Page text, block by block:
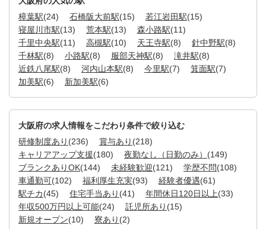
樟葉駅(24) 石橋阪大前駅(15) 若江岩田駅(15)
寝屋川市駅(13) 荒本駅(13) 森小路駅(11)
千里中央駅(11) 高槻駅(10) 天王寺駅(8) 針中野駅(8)
千林駅(8) 小路駅(8) 服部天神駅(8) 滝井駅(8)
近鉄八尾駅(8) 河内山本駅(8) 今里駅(7) 箕面駅(7)
加美駅(6) 新加美駅(6)
大阪府の求人情報をこだわり条件で絞り込む
研修制度あり (236) 賞与あり (218)
キャリアアップ支援(180) 夜勤なし（日勤のみ） (149)
ブランクありOK(144) 未経験歓迎(121) 学歴不問(108)
車通勤可(102) 福利厚生充実(93) 経験者優遇(61)
駅チカ(45) 住宅手当あり (41) 年間休日120日以上(33)
年収500万円以上可能(24) 託児所あり (15)
新規オープン(10) 寮あり (2)